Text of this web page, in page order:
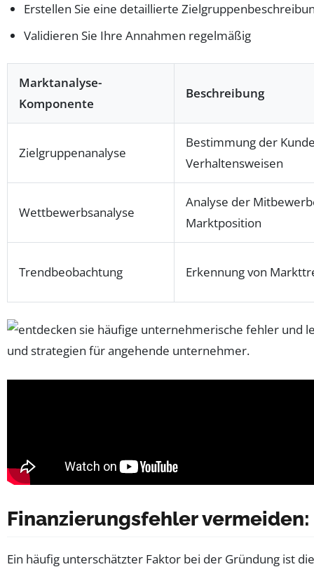
Erstellen Sie eine detaillierte
Validieren Sie Ihre Annahmen regelmäßig
Marktanalyse-
Komponente
Beschreibung
Zielgruppenanalyse
Bestimmung der
Verhaltensweisen
Wettbewerbsanalyse
Analyse der
Marktposition
Trendbeobachtung Erkennung von
Finanzierungsfehler
Ein häufig unterschätzter Faktor bei der Gründung ist